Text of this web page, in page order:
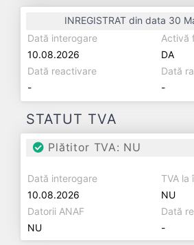
INREGISTRAT din data 30
Dată interogare
10.08.2026
Activă
DA
Dată reactivare
-
Dată
-
STATUT TVA
Plătitor TVA: NU
Dată interogare
10.08.2026
TVA la
NU
Datorii ANAF
NU
Dată
-